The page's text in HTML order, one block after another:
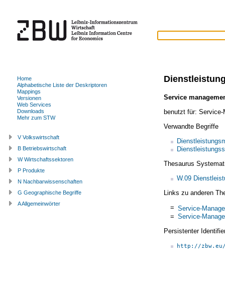
Service
benutzt für: Service-
Verwandte Begriffe
Thesaurus
W.09
Links zu anderen
= Service-
= Service-
Persistenter
http://
Home
Alphabetische Liste der Deskriptoren
Mappings
Versionen
Web Services
Downloads
Mehr zum STW
V Volkswirtschaft
B Betriebswirtschaft
W Wirtschaftssektoren
P Produkte
N Nachbarwissenschaften
G Geographische Begriffe
A Allgemeinwörter